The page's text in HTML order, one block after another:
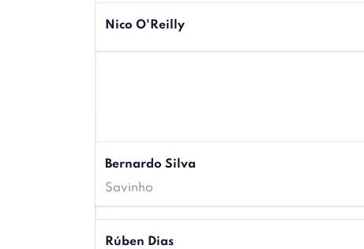
Nico O'Reilly
Bernardo Silva
Savinho
Rúben Dias